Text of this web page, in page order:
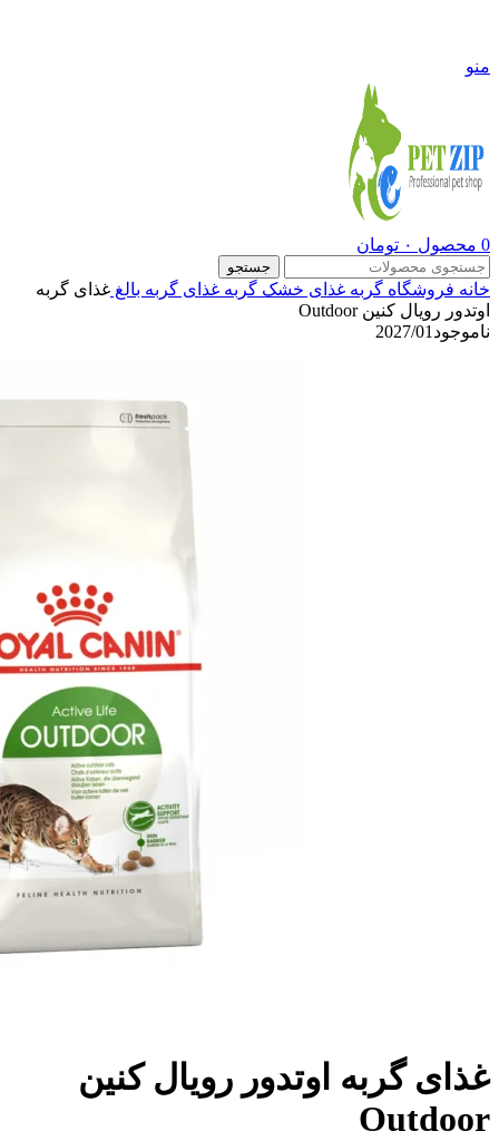
منو
0 محصول ۰ تومان
جستجو
خانه فروشگاه گربه غذای خشک گربه غذای گربه بالغ غذای گربه
اوتدور رویال کنین Outdoor
ناموجود 2027/01
غذای گربه اوتدور رویال کنین
Outdoor